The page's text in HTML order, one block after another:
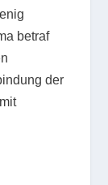
betraf
der